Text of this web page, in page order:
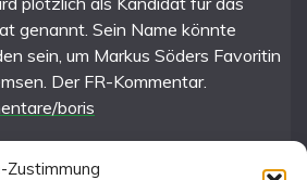
Zustimmung
genannt. Sein Name könnte
sein, um Markus Söders Favoritin
Der FR-Kommentar.
boris